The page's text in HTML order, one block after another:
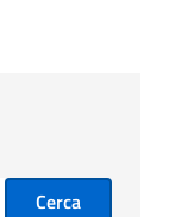
Cerca